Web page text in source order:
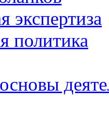
экспертиза
политика